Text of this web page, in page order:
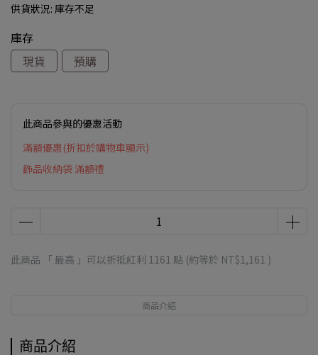
供貨狀況: 庫存不足
庫存
現貨
預購
此商品參與的優惠活動
滿額優惠(折扣於購物車顯示)
飾品收納袋 滿額禮
此商品 「 最高 」可以折抵紅利 1161 點 (約等於 NT$1,161 )
商品介紹
商品介紹